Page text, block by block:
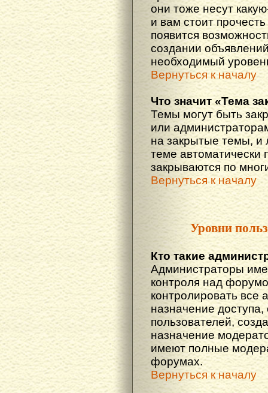
они тоже несут
и вам стоит
появится
создании
необходимый
Вернуться к началу
Что значит «Тема
Темы могут быть
или
на закрытые темы, и
теме автоматически
закрываются по
Вернуться к началу
Уровни
Кто такие
Администраторы
контроля над
контролировать все
назначение
пользователей,
назначение
имеют полные
форумах.
Вернуться к началу